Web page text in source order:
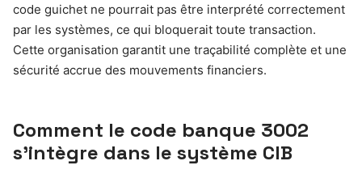
code guichet ne pourrait pas être interprété correctement
par les systèmes, ce qui bloquerait toute transaction.
Cette organisation garantit une traçabilité complète et une
sécurité accrue des mouvements financiers.
Comment le code banque 3002
s’intègre dans le système CIB